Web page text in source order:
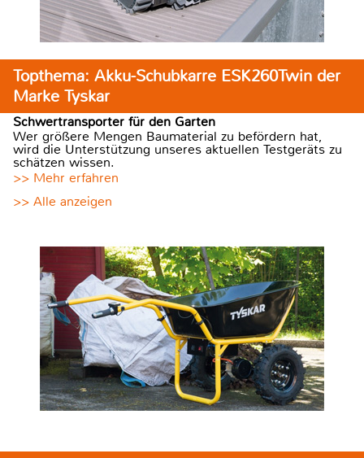
Topthema: Akku-Schubkarre ESK260Twin der
Marke Tyskar
Schwertransporter für den Garten
Wer größere Mengen Baumaterial zu befördern hat,
wird die Unterstützung unseres aktuellen Testgeräts zu
schätzen wissen.
>> Mehr erfahren
>> Alle anzeigen